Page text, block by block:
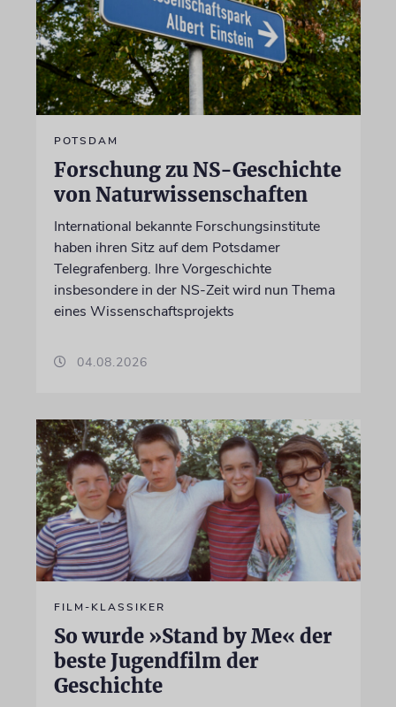
POTSDAM
Forschung zu NS-Geschichte
von Naturwissenschaften
International bekannte Forschungsinstitute
haben ihren Sitz auf dem Potsdamer
Telegrafenberg. Ihre Vorgeschichte
insbesondere in der NS-Zeit wird nun Thema
eines Wissenschaftsprojekts
04.08.2026
FILM-KLASSIKER
So wurde »Stand by Me« der
beste Jugendfilm der
Geschichte